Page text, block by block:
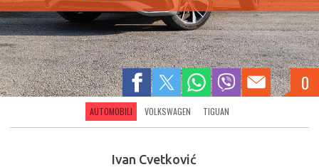
0
AUTOMOBILI VOLKSWAGEN TIGUAN
Ivan Cvetković